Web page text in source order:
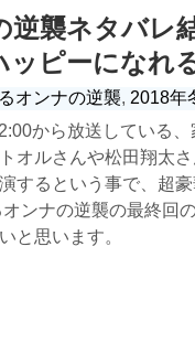
逆襲ネタバレ
ッピーになれ
オンナの逆襲, 2018年
から放送している
オルさんや松田翔太
するという事で、超
ンナの逆襲の最終回
と思います。